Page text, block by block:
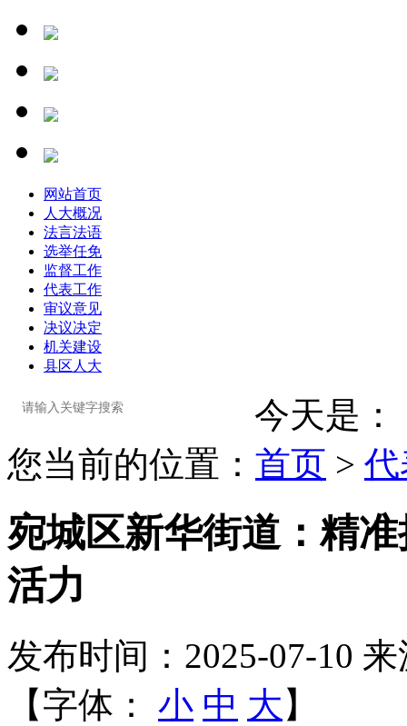
网站首页
人大概况
法言法语
选举任免
监督工作
代表工作
审议意见
决议决定
机关建设
县区人大
今天是：
您当前的位置： 首页 >
宛城区新华街道：精
活力
发布时间：2025-07-10 来
【字体： 小 中 大 】